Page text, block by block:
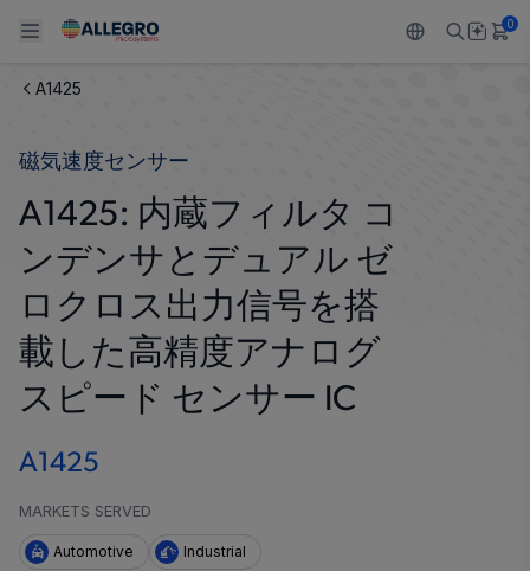
Back To Main Menu
製品
レギュレート
ドライブ
Back To Main Menu
用途
工業
コンシューマー
Technologies
Back To Main Menu
設計サポート
設計と開発
パッケージング
品質基準および環境保証について
ソフトウェア ポータル
Back To Main Menu
技術リソース
Resource Center
Back To Main Menu
ALLEGRO について
キャリア
企業責任
Growth and Inclusion
お問い合わせ先
0
A1425
磁気速度センサー
A1425: 内蔵フィルタ コ
ンデンサとデュアル ゼ
ロクロス出力信号を搭
載した高精度アナログ
スピード センサー IC
A1425
MARKETS SERVED
Automotive Industrial